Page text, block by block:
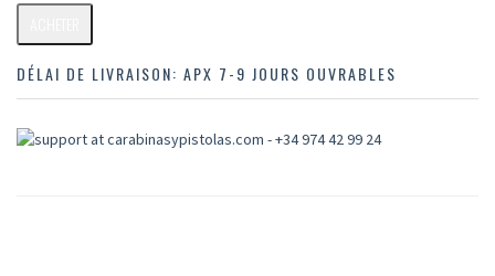
DÉLAI DE LIVRAISON: APX 7-9 JOURS OUVRABLES